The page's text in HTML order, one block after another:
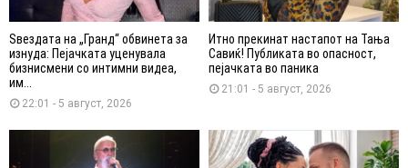
Ѕвездата на „Гранд“ обвинета за
изнуда: Пејачката уценувала
бизнисмени со интимни видеа,
им...
22:01 - 5 август, 2026
Итно прекинат настапот на Тања
Савиќ! Публиката во опасност,
пејачката во паника
21:01 - 5 август, 2026